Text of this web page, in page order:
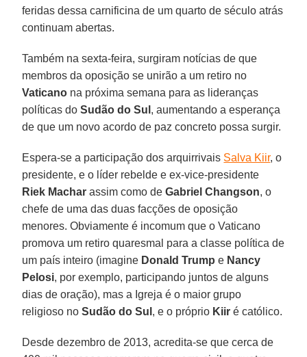
feridas dessa carnificina de um quarto de século atrás
continuam abertas.
Também na sexta-feira, surgiram notícias de que
membros da oposição se unirão a um retiro no
Vaticano na próxima semana para as lideranças
políticas doSudão do Sul , aumentando a esperança
de que um novo acordo de paz concreto possa surgir.
Espera-se a participação dos arquirrivais Salva Kiir, o
presidente, e o líder rebelde e ex-vice-presidente
Riek Machar assim como deGabriel Changson, o
chefe de uma das duas facções de oposição
menores. Obviamente é incomum que o Vaticano
promova um retiro quaresmal para a classe política de
um país inteiro (imagine Donald Trump e Nancy
Pelosi, por exemplo, participando juntos de alguns
dias de oração), mas a Igreja é o maior grupo
religioso noSudão do Sul , e o próprio Kiir é católico.
Desde dezembro de 2013, acredita-se que cerca de